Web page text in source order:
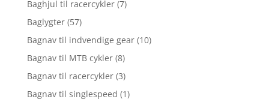
Baghjul til racercykler (7)
Baglygter (57)
Bagnav til indvendige gear (10)
Bagnav til MTB cykler (8)
Bagnav til racercykler (3)
Bagnav til singlespeed (1)